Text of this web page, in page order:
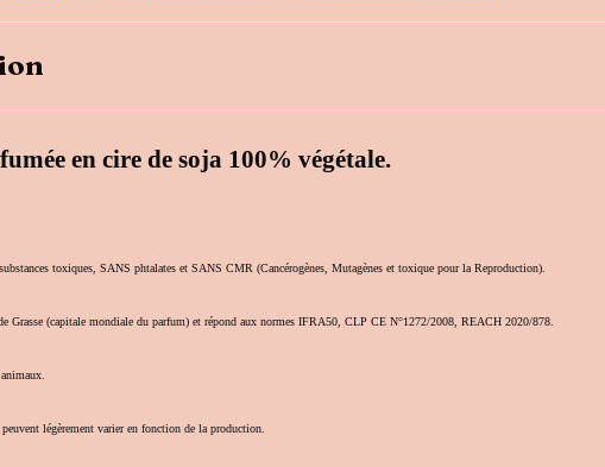
en cire de soja 100% végétale.
toxiques, SANS phtalates et SANS CMR (Cancérogènes, Mutagènes et toxique pour la Reproduction).
Grasse (capitale mondiale du parfum) et répond aux normes IFRA50, CLP CE N°1272/2008, REACH 2020/878.
légèrement varier en fonction de la production.